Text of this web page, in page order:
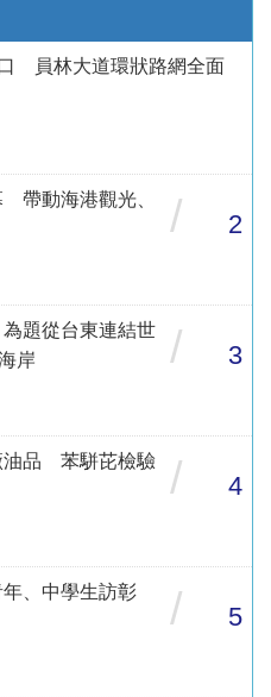
員林大道環狀路網全面
帶動海港觀光、
/ 2
為題從台東連結世
岸
/ 3
油品 苯駢芘檢驗
/ 4
、中學生訪彰
/ 5